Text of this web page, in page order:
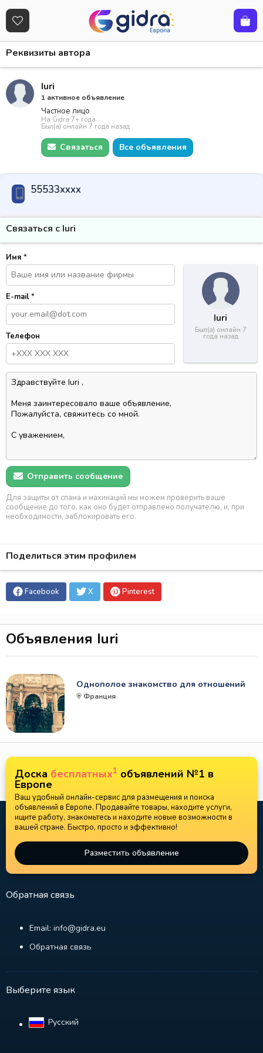
Реквизиты автора
Iuri
1 активное объявление
Частное лицо
На Gidra 7+ года
Был(а) онлайн 7 года назад
Связаться Все объявления
55533xxxx
Связаться с Iuri
Iuri
Был(а) онлайн 7
года назад
Имя *
E-mail*
Телефон
Отправить сообщение
Для защиты от спама и махинаций мы можем проверить ваше
сообщение до того, как оно будет отправлено получателю, и, при
необходимости, заблокировать его.
Поделиться этим профилем
Facebook X Pinterest
Объявления Iuri
Однополое знакомство для отношений
Франция
Доска бесплатных1 объявлений №1 в
Европе
Ваш удобный онлайн-сервис для размещения и поиска
объявлений в Европе. Продавайте товары, находите услуги,
ищите работу, знакомьтесь и находите новые возможности в
вашей стране. Быстро, просто и эффективно!
Разместить объявление
Обратная связь
Email: info@gidra.eu
Обратная связь
Выберите язык
Русский‎